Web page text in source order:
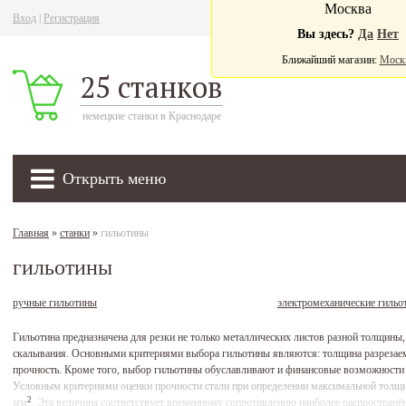
Вход Регистрация
25 станков
немецкие станки в Краснодаре
Открыть меню
Москва
Вы здесь? Да Нет
Ближайший магазин:
Главная » станки » гильотины
гильотины
ручные гильотины электромеханические
Гильотина предназначена для резки не только металлических листов разной
скалывания. Основными критериями выбора гильотины являются: толщина
прочность. Кроме того, выбор гильотины обуславливают и финансовые
Условным критериями оценки прочности стали при определении максимальной
мм2 . Эта величина соответствует временному сопротивлению наиболее